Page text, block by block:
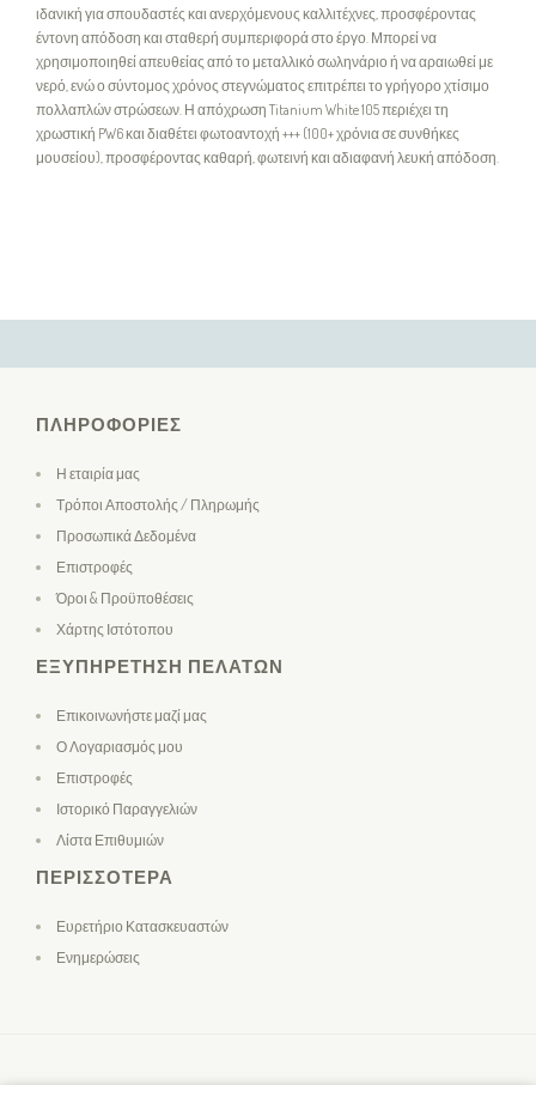
ιδανική για σπουδαστές και ανερχόμενους καλλιτέχνες, προσφέροντας
έντονη απόδοση και σταθερή συμπεριφορά στο έργο. Μπορεί να
χρησιμοποιηθεί απευθείας από το μεταλλικό σωληνάριο ή να αραιωθεί με
νερό, ενώ ο σύντομος χρόνος στεγνώματος επιτρέπει το γρήγορο χτίσιμο
πολλαπλών στρώσεων. Η απόχρωση Titanium White 105 περιέχει τη
χρωστική PW6 και διαθέτει φωτοαντοχή +++ (100+ χρόνια σε συνθήκες
μουσείου), προσφέροντας καθαρή, φωτεινή και αδιαφανή λευκή απόδοση.
ΠΛΗΡΟΦΟΡΊΕΣ
Η εταιρία μας
Τρόποι Αποστολής / Πληρωμής
Προσωπικά Δεδομένα
Επιστροφές
Όροι & Προϋποθέσεις
Χάρτης Ιστότοπου
ΕΞΥΠΗΡΈΤΗΣΗ ΠΕΛΑΤΏΝ
Επικοινωνήστε μαζί μας
Ο Λογαριασμός μου
Επιστροφές
Ιστορικό Παραγγελιών
Λίστα Επιθυμιών
ΠΕΡΙΣΣΌΤΕΡΑ
Ευρετήριο Κατασκευαστών
Ενημερώσεις